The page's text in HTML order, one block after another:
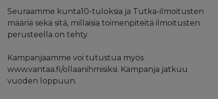
Seuraamme kunta10-tuloksia ja Tutka-ilmoitusten
määriä sekä sitä, millaisia toimenpiteitä ilmoitusten
perusteella on tehty.
Kampanjaamme voi tutustua myös
www.vantaa.fi/ollaanihmisiksi. Kampanja jatkuu
vuoden loppuun.